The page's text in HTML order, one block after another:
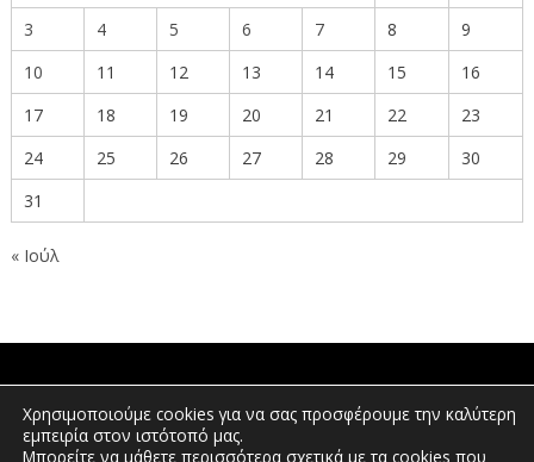
3
4 5 6 7 8
9
10
11 12 13 14 15
16
17
18 19 20 21 22
23
24
25 26 27 28 29
30
31
« Ιούλ
ΠΟΛΙΤΕΣ
Χρησιμοποιούμε cookies για να σας προσφέρουμε την καλύτερη
εμπειρία στον ιστότοπό μας.
Μπορείτε να μάθετε περισσότερα σχετικά με τα cookies που